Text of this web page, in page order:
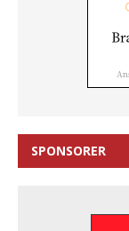
SPONSORER